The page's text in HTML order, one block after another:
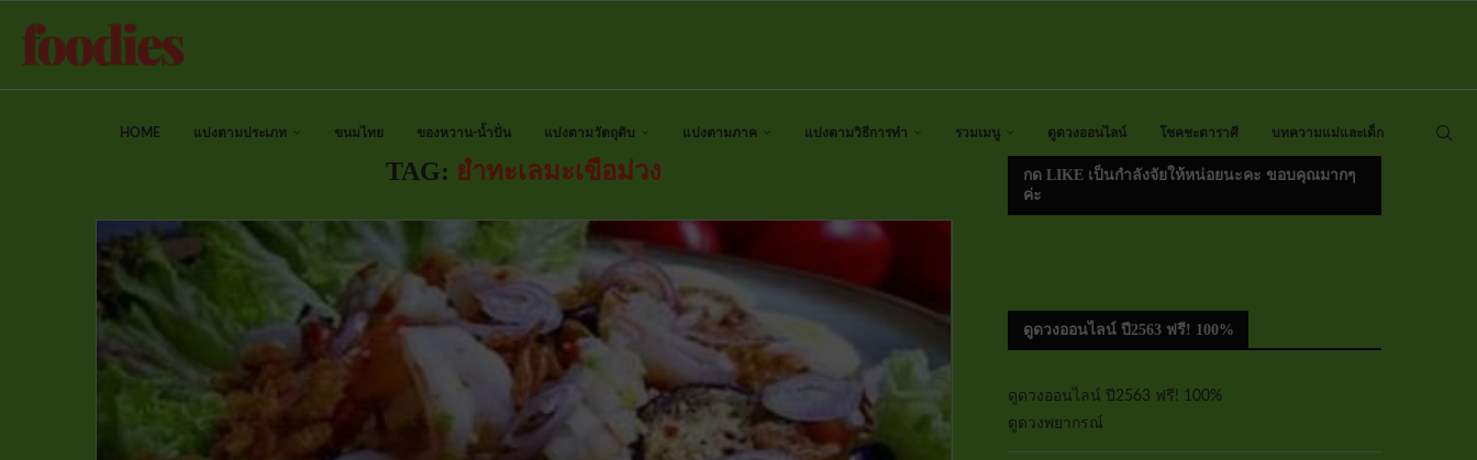
HOME แบ่งตามประเภท ขนมไทย ของหวาน-น้ำปั่น แบ่งตามวัตถุดิบ แบ่งตามภาค แบ่งตามวิธีการทำ รวมเมนู ดูดวงออนไลน์ โชคชะตาราศี บทความแม่และเด็ก
TAG: ยำทะเลมะเขือม่วง
กด LIKE เป็นกำลังจัยให้หน่อยนะคะ ขอบคุณมากๆ
ค่ะ
ดูดวงออนไลน์ ปี2563 ฟรี! 100%
ดูดวงออนไลน์ ปี2563 ฟรี! 100%
ดูดวงพยากรณ์